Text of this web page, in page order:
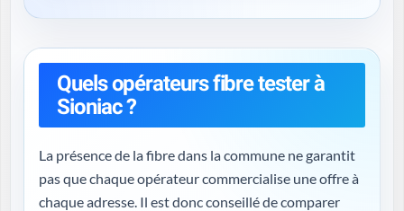
Quels opérateurs fibre tester à
Sioniac ?
La présence de la fibre dans la commune ne garantit
pas que chaque opérateur commercialise une offre à
chaque adresse. Il est donc conseillé de comparer